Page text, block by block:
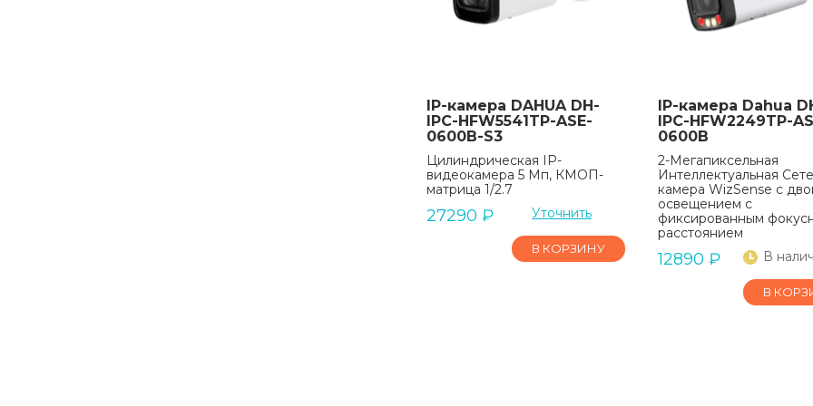
IP-камера DAHUA DH-
IPC-HFW5541TP-ASE-
0600B-S3
Цилиндрическая IP-
видеокамера 5 Мп, КМОП-
матрица 1/2.7
27290 ₽ Уточнить
В КОРЗИНУ
IP-камера Dahua
IPC-HFW2249TP-
0600B
2-Мегапиксельная
Интеллектуальная
камера WizSense с
освещением с
фиксированным
расстоянием
12890 ₽ В
В